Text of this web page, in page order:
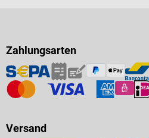
Zahlungsarten
Versand